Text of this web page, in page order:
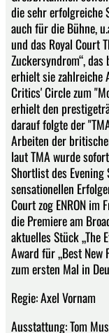
die sehr erfolgreiche
auch für die Bühne,
und das Royal Court
Zuckersyndrom“,
erhielt sie zahlreiche
Critics' Circle zum
erhielt den
darauf folgte der
Arbeiten der
laut TMA wurde
Shortlist des
sensationellen
Court zog ENRON im
die Premiere am
aktuelles Stück „The
Award für „Best New
zum ersten Mal in
Regie: Axel Vornam
Ausstattung: Tom